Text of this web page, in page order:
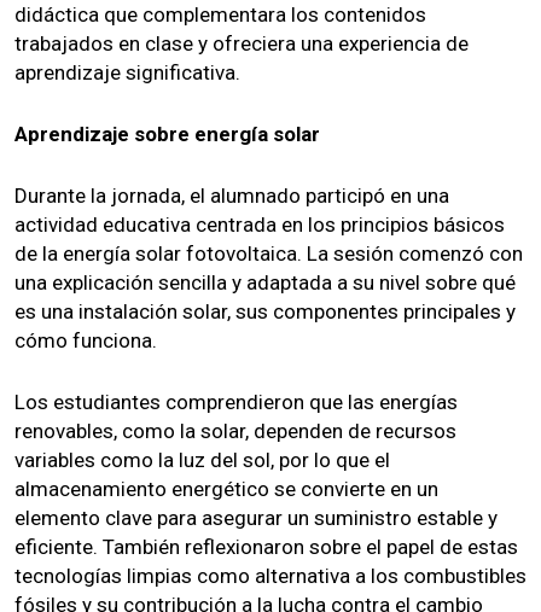
didáctica que complementara los contenidos
trabajados en clase y ofreciera una experiencia de
aprendizaje significativa.
Aprendizaje sobre energía solar
Durante la jornada, el alumnado participó en una
actividad educativa centrada en los principios básicos
de la energía solar fotovoltaica. La sesión comenzó con
una explicación sencilla y adaptada a su nivel sobre qué
es una instalación solar, sus componentes principales y
cómo funciona.
Los estudiantes comprendieron que las energías
renovables, como la solar, dependen de recursos
variables como la luz del sol, por lo que el
almacenamiento energético se convierte en un
elemento clave para asegurar un suministro estable y
eficiente. También reflexionaron sobre el papel de estas
tecnologías limpias como alternativa a los combustibles
fósiles y su contribución a la lucha contra el cambio